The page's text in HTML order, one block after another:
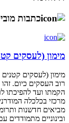
כתבות
מימון (לעסקים
מימון (לעסקים
רוב העסקים כיום.
מרכזי בכלכלה
מביאים חדשנות
ובינוניים